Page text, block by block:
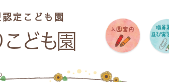
定こども園
ども園